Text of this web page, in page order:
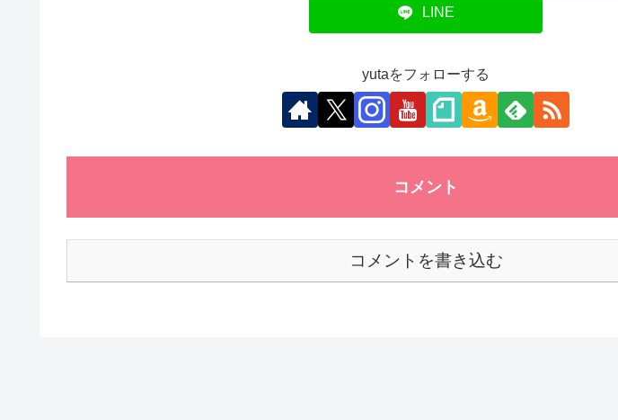
LINE
yutaをフォローする
コメント
コメントを書き込む